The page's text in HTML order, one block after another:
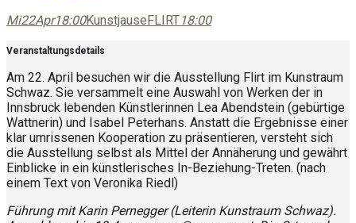
Mi22Apr18:00KunstjauseFLIRT18:00
Veranstaltungsdetails
Am 22. April besuchen wir die Ausstellung Flirt im Kunstraum
Schwaz. Sie versammelt eine Auswahl von Werken der in
Innsbruck lebenden Künstlerinnen Lea Abendstein (gebürtige
Wattnerin) und Isabel Peterhans. Anstatt die Ergebnisse einer
klar umrissenen Kooperation zu präsentieren, versteht sich
die Ausstellung selbst als Mittel der Annäherung und gewährt
Einblicke in ein künstlerisches In-Beziehung-Treten. (nach
einem Text von Veronika Riedl)
Führung mit Karin Pernegger (Leiterin Kunstraum Schwaz).